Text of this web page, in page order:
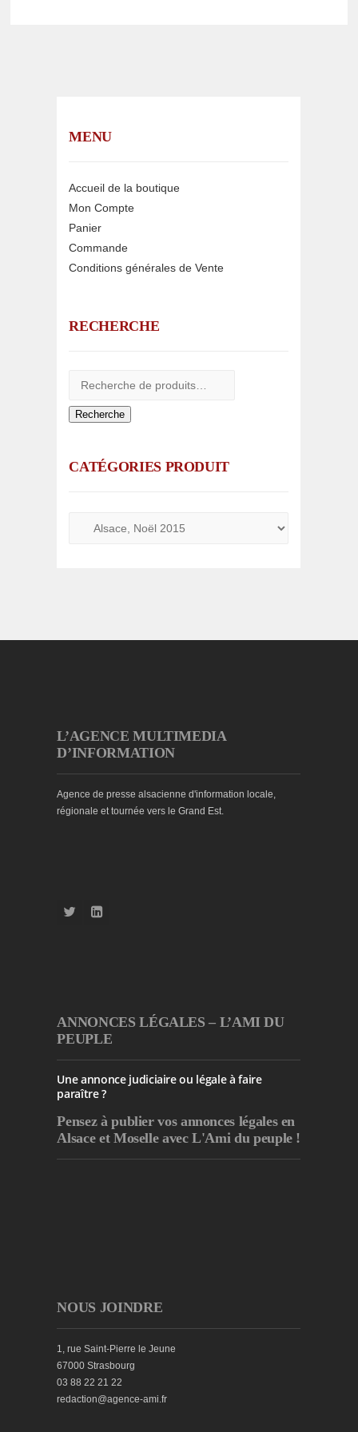
MENU
Accueil de la boutique
Mon Compte
Panier
Commande
Conditions générales de Vente
RECHERCHE
Recherche
CATÉGORIES PRODUIT
L’AGENCE MULTIMEDIA
D’INFORMATION
Agence de presse alsacienne d'information locale,
régionale et tournée vers le Grand Est.
ANNONCES LÉGALES – L’AMI DU
PEUPLE
Une annonce judiciaire ou légale à faire
paraître ?
Pensez à publiervos annonces légales en
Alsace et Moselle avec L'Ami du peuple !
NOUS JOINDRE
1, rue Saint-Pierre le Jeune
67000 Strasbourg
03 88 22 21 22
redaction@agence-ami.fr